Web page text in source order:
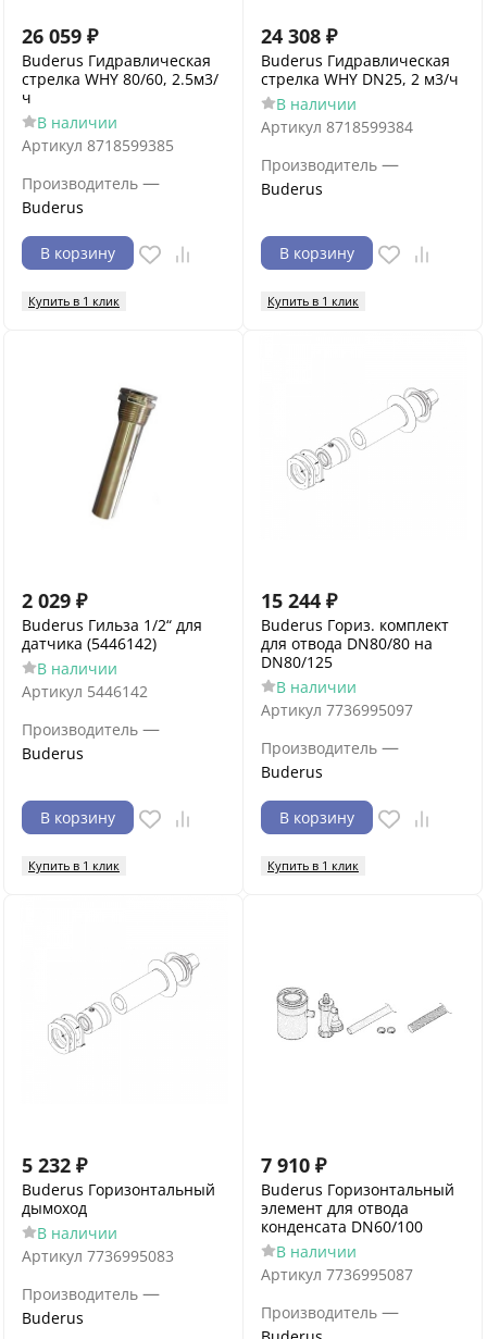
26 059 ₽
Buderus Гидравлическая
стрелка WHY 80/60, 2.5м3/
ч
В наличии
Артикул 8718599385
Производитель —
Buderus
В корзину
Купить в 1 клик
24 308 ₽
Buderus Гидравлическая
стрелка WHY DN25, 2 м3/ч
В наличии
Артикул 8718599384
Производитель —
Buderus
В корзину
Купить в 1 клик
2 029 ₽
Buderus Гильза 1/2“ для
датчика (5446142)
В наличии
Артикул 5446142
Производитель —
Buderus
В корзину
Купить в 1 клик
15 244 ₽
Buderus Гориз. комплект
для отвода DN80/80 на
DN80/125
В наличии
Артикул 7736995097
Производитель —
Buderus
В корзину
Купить в 1 клик
5 232 ₽
Buderus Горизонтальный
дымоход
В наличии
Артикул 7736995083
Производитель —
Buderus
7 910 ₽
Buderus Горизонтальный
элемент для отвода
конденсата DN60/100
В наличии
Артикул 7736995087
Производитель —